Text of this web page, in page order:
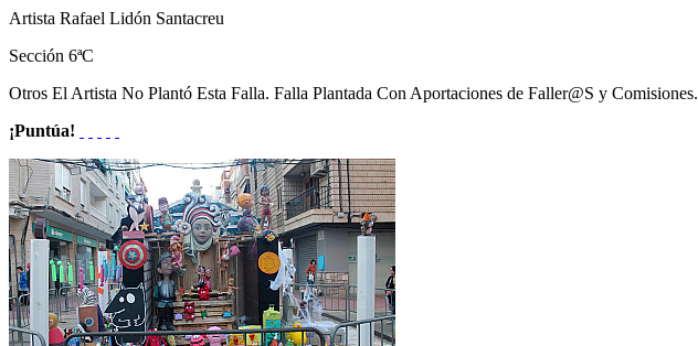
Artista Rafael Lidón Santacreu
Sección 6ªC
Otros El Artista No Plantó Esta Falla. Falla Plantada Con Aportaciones de Faller@S y Comisiones.
¡Puntúa!